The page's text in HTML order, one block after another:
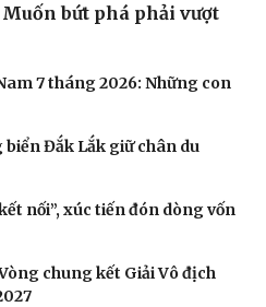
Giải trí
Sao Việt
bứt phá phải vượt
7 tháng 2026: Những con
biển Đắk Lắk giữ chân du
nối”, xúc tiến đón dòng vốn
chung kết Giải Vô địch